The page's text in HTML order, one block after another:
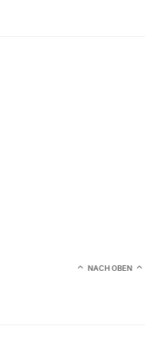
NACH OBEN